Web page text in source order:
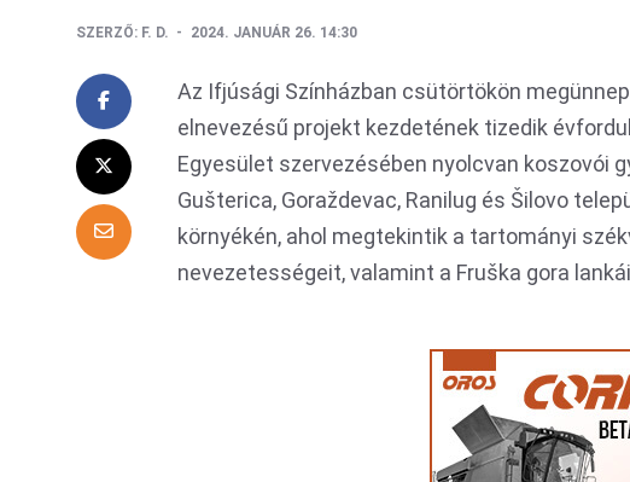
SZERZŐ: F. D. 2024. JANUÁR 26. 14:30
Az Ifjúsági Színházban csütörtökön
elnevezésű projekt kezdetének tizedik
Egyesület szervezésében nyolcvan koszovói
Gušterica, Goraždevac, Ranilug és Šilovo
környékén, ahol megtekintik a tartományi
nevezetességeit, valamint a Fruška gora